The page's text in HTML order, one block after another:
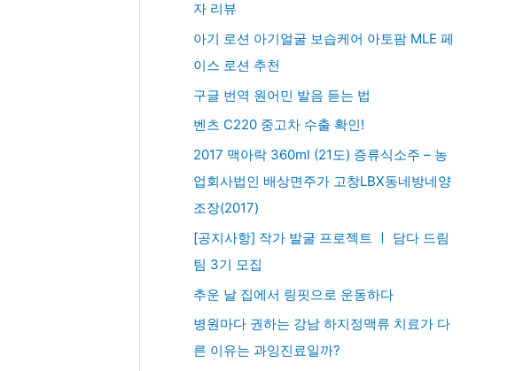
자 리뷰
아기 로션 아기얼굴 보습케어 아토팜 MLE 페
이스 로션 추천
구글 번역 원어민 발음 듣는 법
벤츠 C220 중고차 수출 확인!
2017 맥아락 360ml (21도) 증류식소주 – 농
업회사법인 배상면주가 고창LBX동네방네양
조장(2017)
[공지사항] 작가 발굴 프로젝트 ㅣ 담다 드림
팀 3기 모집
추운 날 집에서 링핏으로 운동하다
병원마다 권하는 강남 하지정맥류 치료가 다
른 이유는 과잉진료일까?